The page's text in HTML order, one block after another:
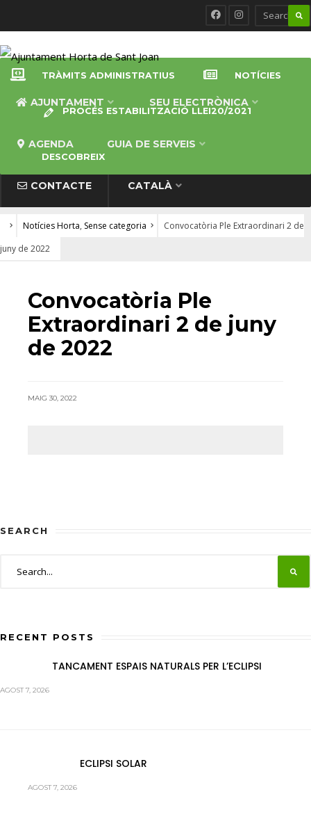
AJUNTAMENT SEU ELECTRÒNICA
AGENDA GUIA DE SERVEIS
CONTACTE CATALÀ
TRÀMITS ADMINISTRATIUS NOTÍCIES
PROCÉS ESTABILITZACIÓ LLEI20/2021
DESCOBREIX
Notícies Horta, Sense categoria
Convocatòria Ple Extraordinari 2 de
juny de 2022
NOTÍCIES HORTA
Convocatòria Ple
Extraordinari 2 de juny
de 2022
MAIG 30, 2022
SEARCH
RECENT POSTS
TANCAMENT ESPAIS NATURALS PER L’ECLIPSI
AGOST 7, 2026
ECLIPSI SOLAR
AGOST 7, 2026